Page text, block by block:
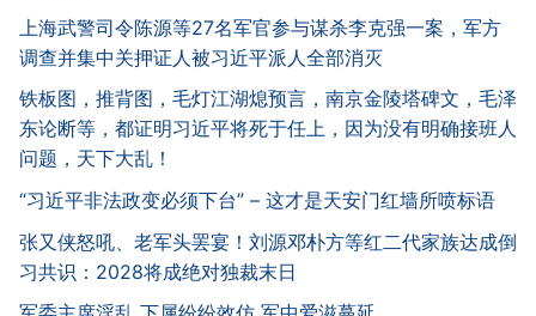
上海武警司令陈源等27名军官参与谋杀李克强一案，军方
调查并集中关押证人被习近平派人全部消灭
铁板图，推背图，毛灯江湖熄预言，南京金陵塔碑文，毛泽
东论断等，都证明习近平将死于任上，因为没有明确接班人
问题，天下大乱！
“习近平非法政变必须下台” – 这才是天安门红墙所喷标语
张又侠怒吼、老军头罢宴！刘源邓朴方等红二代家族达成倒
习共识：2028将成绝对独裁末日